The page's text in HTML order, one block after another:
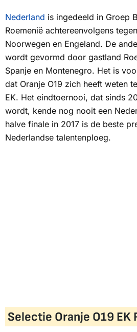
Nederland is ingedeeld in Groep
Roemenië achtereenvolgens
Noorwegen en Engeland. De
wordt gevormd door gastland
Spanje en Montenegro. Het is
dat Oranje O19 zich heeft weten
EK. Het eindtoernooi, dat sinds
wordt, kende nog nooit een
halve finale in 2017 is de beste
Nederlandse talentenploeg.
Selectie Oranje O19 EK